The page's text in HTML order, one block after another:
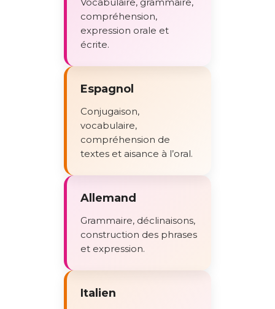
Vocabulaire, grammaire,
compréhension,
expression orale et
écrite.
Espagnol
Conjugaison,
vocabulaire,
compréhension de
textes et aisance à l’oral.
Allemand
Grammaire, déclinaisons,
construction des phrases
et expression.
Italien